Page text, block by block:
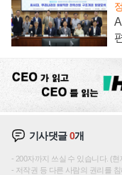
기사댓글0개
200자까지 쓰실 수 있습니다. (현
저작권 등 다른 사람의 권리를